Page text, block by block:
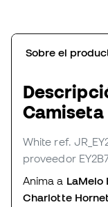
Sobre el
Camiseta
White ref.
proveedor
Anima a LaMelo
Charlotte